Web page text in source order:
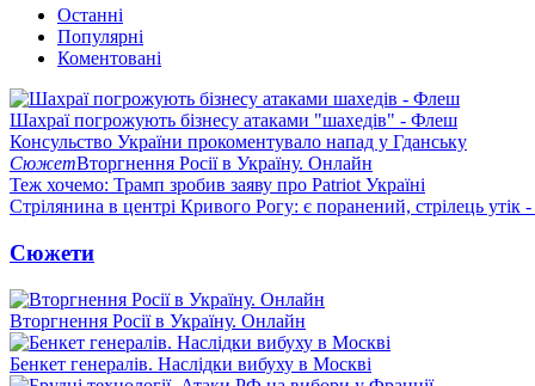
Останні
Популярні
Коментовані
Шахраї погрожують бізнесу атаками "шахедів" - Флеш
Консульство України прокоментувало напад у Гданську
СюжетВторгнення Росії в Україну. Онлайн
Теж хочемо: Трамп зробив заяву про Patriot Україні
Стрілянина в центрі Кривого Рогу: є поранений, стрілець утік
Сюжети
Вторгнення Росії в Україну. Онлайн
Бенкет генералів. Наслідки вибуху в Москві